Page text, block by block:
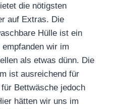
die nötigsten
auf Extras. Die
Hülle ist ein
wir im
als etwas dünn. Die
ist ausreichend für
Bettwäsche jedoch
hätten wir uns im